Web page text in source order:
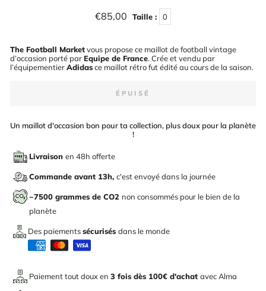
Prix
régulier
€85,00 Taille : 0
The Football Marketvous propose ce maillot de football vintage
d’occasion porté par Equipe de France. Crée et vendu par
l’équipementierAdidasce maillot rétro fut édité au cours de la saison.
ÉPUISÉ
Un maillot d'occasion bon pour ta collection, plus doux pour la planète
!
Livraison en 48h offerte
Commande avant 13h, c'est envoyé dans la journée
~7500 grammes de CO2 non consommés pour le bien de la
planète
Des paiementssécurisés dans le monde
Paiement tout doux en 3 fois dès 100€ d'achat avecAlma